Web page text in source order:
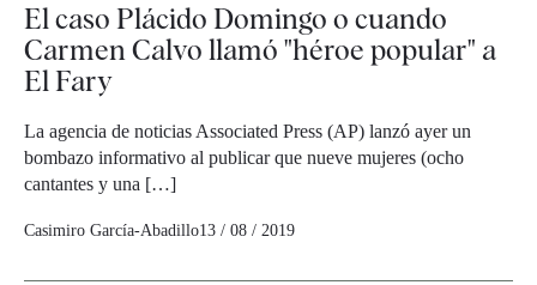
El caso Plácido Domingo o cuando
Carmen Calvo llamó "héroe popular" a
El Fary
La agencia de noticias Associated Press (AP) lanzó ayer un
bombazo informativo al publicar que nueve mujeres (ocho
cantantes y una […]
Casimiro García-Abadillo13 / 08 / 2019